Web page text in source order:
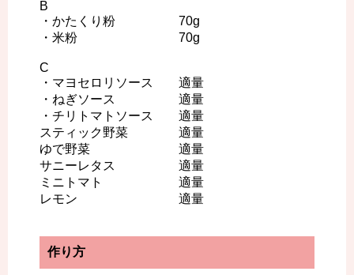
B
・かたくり粉 70g
・米粉 70g
C
・マヨセロリソース 適量
・ねぎソース 適量
・チリトマトソース 適量
スティック野菜 適量
ゆで野菜 適量
サニーレタス 適量
ミニトマト 適量
レモン 適量
作り方